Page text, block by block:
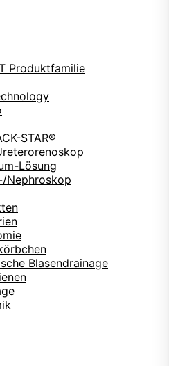
Produktfamilie
STAR®
Lösung
Nephroskop
Blasendrainage